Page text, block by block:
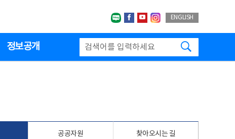
네이버블로그
페이스북
유투브인스타그랩
ENGLISH
정보공개
공공자원 찾아오시는 길